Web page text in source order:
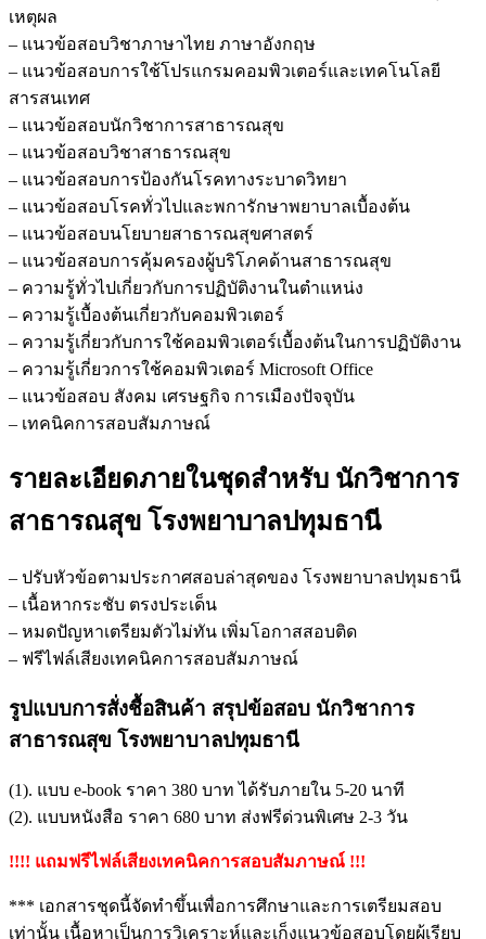
เหตุผล
– แนวข้อสอบวิชาภาษาไทย ภาษาอังกฤษ
– แนวข้อสอบการใช้โปรแกรมคอมพิวเตอร์และเทคโนโลยี
สารสนเทศ
– แนวข้อสอบนักวิชาการสาธารณสุข
– แนวข้อสอบวิชาสาธารณสุข
– แนวข้อสอบการป้องกันโรคทางระบาดวิทยา
– แนวข้อสอบโรคทั่วไปและพการักษาพยาบาลเบื้องต้น
– แนวข้อสอบนโยบายสาธารณสุขศาสตร์
– แนวข้อสอบการคุ้มครองผู้บริโภคด้านสาธารณสุข
– ความรู้ทั่วไปเกี่ยวกับการปฏิบัติงานในตำแหน่ง
– ความรู้เบื้องต้นเกี่ยวกับคอมพิวเตอร์
– ความรู้เกี่ยวกับการใช้คอมพิวเตอร์เบื้องต้นในการปฏิบัติงาน
– ความรู้เกี่ยวการใช้คอมพิวเตอร์ Microsoft Office
– แนวข้อสอบ สังคม เศรษฐกิจ การเมืองปัจจุบัน
– เทคนิคการสอบสัมภาษณ์
รายละเอียดภายในชุดสำหรับ นักวิชาการ
สาธารณสุข โรงพยาบาลปทุมธานี
– ปรับหัวข้อตามประกาศสอบล่าสุดของ โรงพยาบาลปทุมธานี
– เนื้อหากระชับ ตรงประเด็น
– หมดปัญหาเตรียมตัวไม่ทัน เพิ่มโอกาสสอบติด
– ฟรีไฟล์เสียงเทคนิคการสอบสัมภาษณ์
รูปแบบการสั่งชื้อสินค้า สรุปข้อสอบ นักวิชาการ
สาธารณสุข โรงพยาบาลปทุมธานี
(1). แบบ e-book ราคา 380 บาท ได้รับภายใน 5-20 นาที
(2). แบบหนังสือ ราคา 680 บาท ส่งฟรีด่วนพิเศษ 2-3 วัน
!!!! แถมฟรีไฟล์เสียงเทคนิคการสอบสัมภาษณ์ !!!
*** เอกสารชุดนี้จัดทำขึ้นเพื่อการศึกษาและการเตรียมสอบ
เท่านั้น เนื้อหาเป็นการวิเคราะห์และเก็งแนวข้อสอบโดยผู้เรียบ